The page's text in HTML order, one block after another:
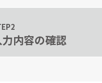
力内容の確認